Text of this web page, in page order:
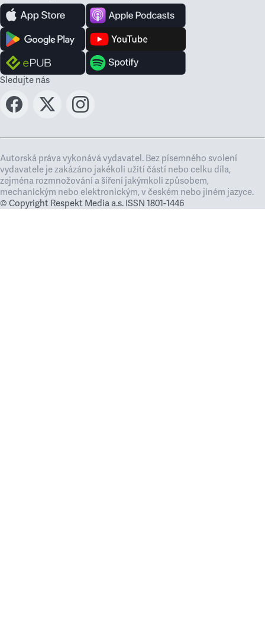
Sledujte nás
Autorská práva vykonává vydavatel. Bez písemného svolení
vydavatele je zakázáno jakékoli užití částí nebo celku díla,
zejména rozmnožování a šíření jakýmkoli způsobem,
mechanickým nebo elektronickým, v českém nebo jiném jazyce.
© Copyright Respekt Media a.s. ISSN 1801-1446